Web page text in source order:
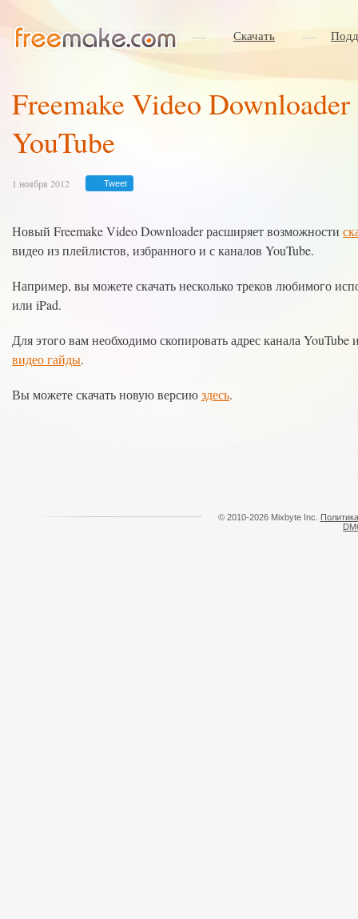
Скачать
Freemake Video Downloader
YouTube
1 ноября 2012 Tweet
Новый Freemake Video Downloader расширяет возможности
видео из плейлистов, избранного и с каналов YouTube.
Например, вы можете скачать несколько треков любимого
или iPad.
Для этого вам необходимо скопировать адрес канала
видео гайды.
Вы можете скачать новую версиюздесь.
© 2010-2026 Mixbyte Inc.